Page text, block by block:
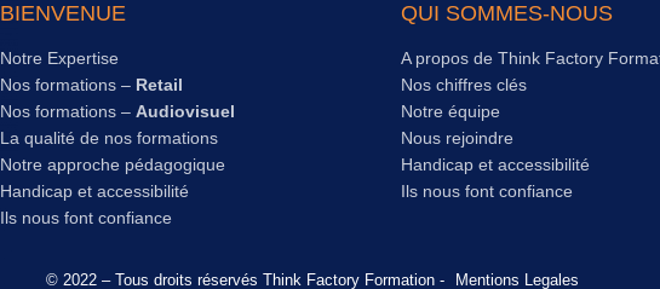
BIENVENUE
Notre Expertise
Nos formations – Retail
Nos formations – Audiovisuel
La qualité de nos formations
Notre approche pédagogique
Handicap et accessibilité
Ils nous font confiance
QUI SOMMES-NOUS
A propos de Think Factory
Nos chiffres clés
Notre équipe
Nous rejoindre
Handicap et accessibilité
Ils nous font confiance
© 2022 – Tous droits réservés Think Factory Formation - Mentions Legales